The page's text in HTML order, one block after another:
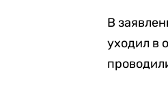
В
уходил в